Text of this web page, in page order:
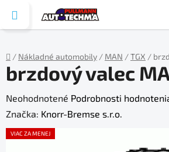
obsah
Domov
/ Nákladné automobily / MAN /TGX /
brzdový valec
Priemerné
hodnotenie
produktu
Neohodnotené Podrobnosti
Značka: Knorr-Bremse s.r.o.
VIAC ZA MENEJ